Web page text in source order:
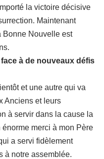
la victoire décisive
Maintenant
Bonne Nouvelle est
à de nouveaux défis
et une autre qui va
Anciens et leurs
à servir dans la cause la
énorme merci à mon Père
a servi fidèlement
à notre assemblée.